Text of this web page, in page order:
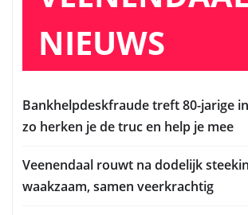
NIEUWS
Bankhelpdeskfraude treft 80-jarige
zo herken je de truc en help je mee
Veenendaal rouwt na dodelijk
waakzaam, samen veerkrachtig